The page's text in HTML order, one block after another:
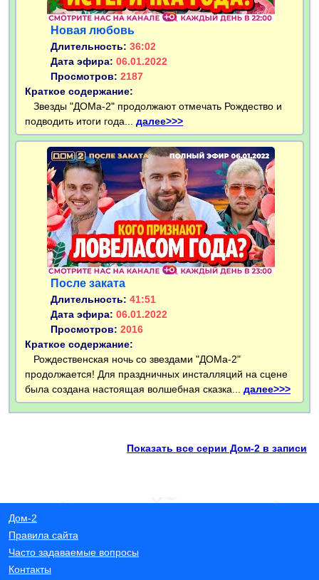
Новая любовь
Длительность: 36:02
Дата эфира: 06.01.2022
Просмотров: 2187
Краткое содержание:
Звезды "ДОМа-2" продолжают отмечать Рождество и
подводить итоги года... далее>>>
После заката
Длительность: 41:51
Дата эфира: 06.01.2022
Просмотров: 2016
Краткое содержание:
Рождественская ночь со звездами "ДОМа-2"
продолжается! Для праздничных инсталляций на сцене
была создана настоящая волшебная сказка... далее>>>
Показать все серии Дом-2 в записи
Дом-2
Правила сайта
Часто задаваемые вопросы
Контакты